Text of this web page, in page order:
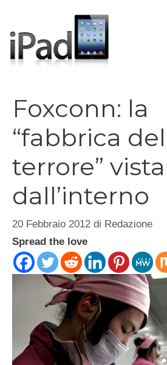
contenuto
Foxconn: la
“fabbrica del
terrore” vista
dall’interno
20 Febbraio 2012 di Redazione
Spread the love